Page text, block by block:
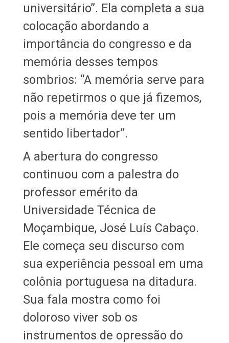
universitário”. Ela completa a sua
colocação abordando a
importância do congresso e da
memória desses tempos
sombrios: “A memória serve para
não repetirmos o que já fizemos,
pois a memória deve ter um
sentido libertador”.
A abertura do congresso
continuou com a palestra do
professor emérito da
Universidade Técnica de
Moçambique, José Luís Cabaço.
Ele começa seu discurso com
sua experiência pessoal em uma
colônia portuguesa na ditadura.
Sua fala mostra como foi
doloroso viver sob os
instrumentos de opressão do